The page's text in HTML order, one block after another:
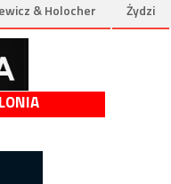
& Holocher Żydzi